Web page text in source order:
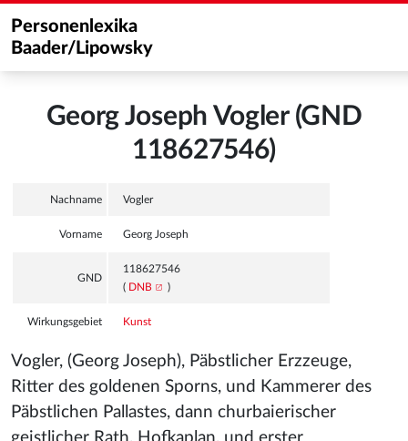
Personenlexika
Baader/Lipowsky
Georg Joseph Vogler (GND
118627546)
Nachname Vogler
Vorname Georg Joseph
GND
118627546
( DNB )
Wirkungsgebiet Kunst
Vogler, (Georg Joseph), Päbstlicher Erzzeuge,
Ritter des goldenen Sporns, und Kammerer des
Päbstlichen Pallastes, dann churbaierischer